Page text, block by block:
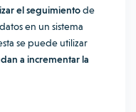
el seguimientode
en un sistema
se puede utilizar
a incrementar la